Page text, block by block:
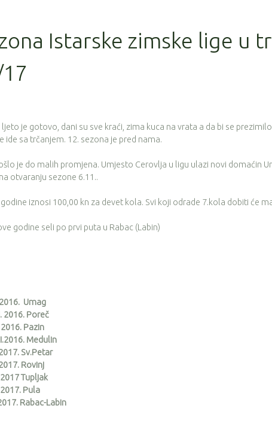
Istarske zimske lige u
je gotovo, dani su sve kraći, zima kuca na vrata a da bi se
ide sa trčanjem. 12. sezona je pred nama.
je do malih promjena. Umjesto Cerovlja u ligu ulazi novi domaćin
otvaranju sezone 6.11..
iznosi 100,00 kn za devet kola. Svi koji odrade 7.kola dobiti će
godine seli po prvi puta u Rabac (Labin)
Umag
2016. Poreč
Pazin
Medulin
Sv.Petar
Rovinj
Tupljak
Pula
Rabac-Labin